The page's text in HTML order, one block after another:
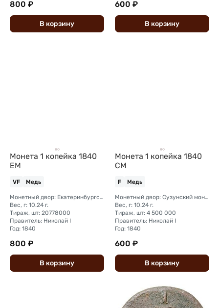
800 ₽
В корзину
600 ₽
В корзину
Монета 1 копейка 1840
ЕМ
VF Медь
Монетный двор: Екатеринбургский монетный двор
Вес, г: 10.24 г.
Тираж, шт: 20778000
Правитель: Николай I
Год: 1840
800 ₽
В корзину
Монета 1 копейка 1840
СМ
F Медь
Монетный двор: Сузунский монетный двор (Сибирь)
Вес, г: 10.24 г.
Тираж, шт: 4 500 000
Правитель: Николай I
Год: 1840
600 ₽
В корзину